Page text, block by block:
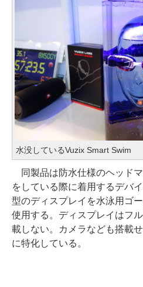
水没しているVuzix Smart Swim
同製品は防水仕様のヘッド
をしている際に着用するデバ
型のディスプレイを水泳用ゴ
使用する。ディスプレイはフ
載しない。カメラなども搭載
に特化している。